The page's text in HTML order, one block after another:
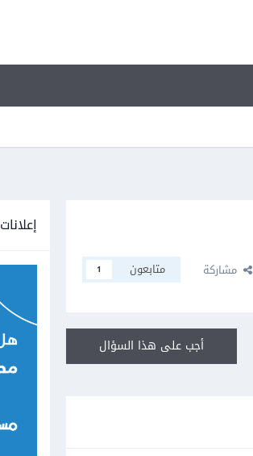
مشاركة متابعون 1
أجب على هذا السؤال
إعلانات